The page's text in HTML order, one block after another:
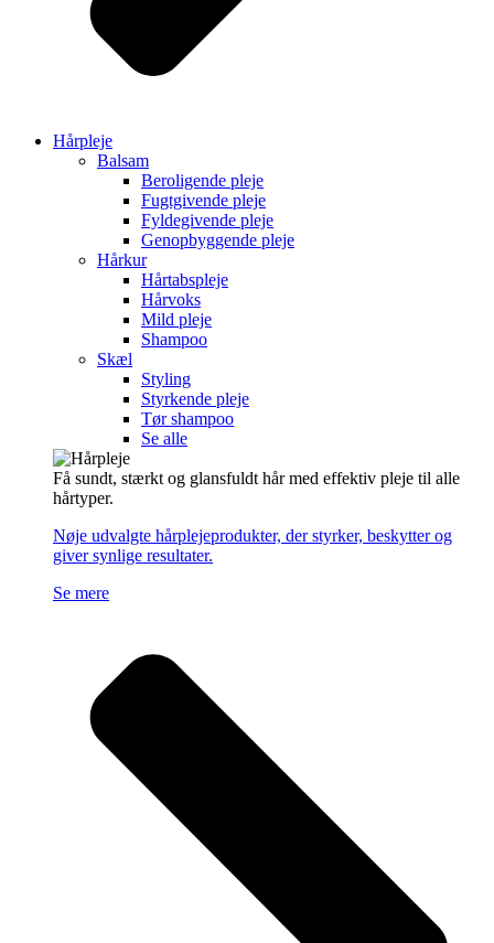
Hårpleje
Balsam
Beroligende pleje
Fugtgivende pleje
Fyldegivende pleje
Genopbyggende pleje
Hårkur
Hårtabspleje
Hårvoks
Mild pleje
Shampoo
Skæl
Styling
Styrkende pleje
Tør shampoo
Se alle
Få sundt, stærkt og glansfuldt hår med effektiv pleje til alle
hårtyper.
Nøje udvalgte hårplejeprodukter, der styrker, beskytter og
giver synlige resultater.
Se mere